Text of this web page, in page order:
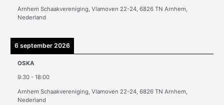
Arnhem Schaakvereniging, Vlamoven 22-24, 6826 TN Arnhem,
Nederland
6 september 2026
OSKA
9:30 -18:00
Arnhem Schaakvereniging, Vlamoven 22-24, 6826 TN Arnhem,
Nederland